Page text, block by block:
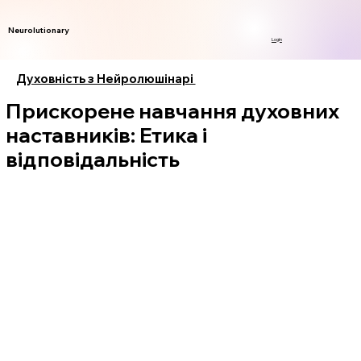
Neurolutionary
Login
Духовність з Нейролюшінарі
Прискорене навчання духовних
наставників: Етика і
відповідальність